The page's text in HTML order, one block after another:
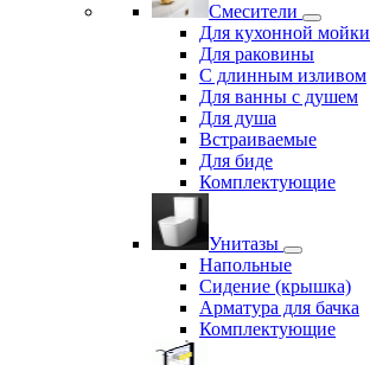
Смесители
Для кухонной мойки
Для раковины
С длинным изливом
Для ванны с душем
Для душа
Встраиваемые
Для биде
Комплектующие
Унитазы
Напольные
Сидение (крышка)
Арматура для бачка
Комплектующие